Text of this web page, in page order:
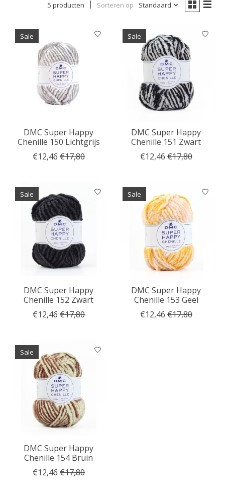
5 producten Sorteren op Standaard
Sale
DMC Super Happy
Chenille 150 Lichtgrijs
€12,46 €17,80
Sale
DMC Super Happy
Chenille 151 Zwart
€12,46 €17,80
Sale
DMC Super Happy
Chenille 152 Zwart
€12,46 €17,80
Sale
DMC Super Happy
Chenille 153 Geel
€12,46 €17,80
Sale
DMC Super Happy
Chenille 154 Bruin
€12,46 €17,80